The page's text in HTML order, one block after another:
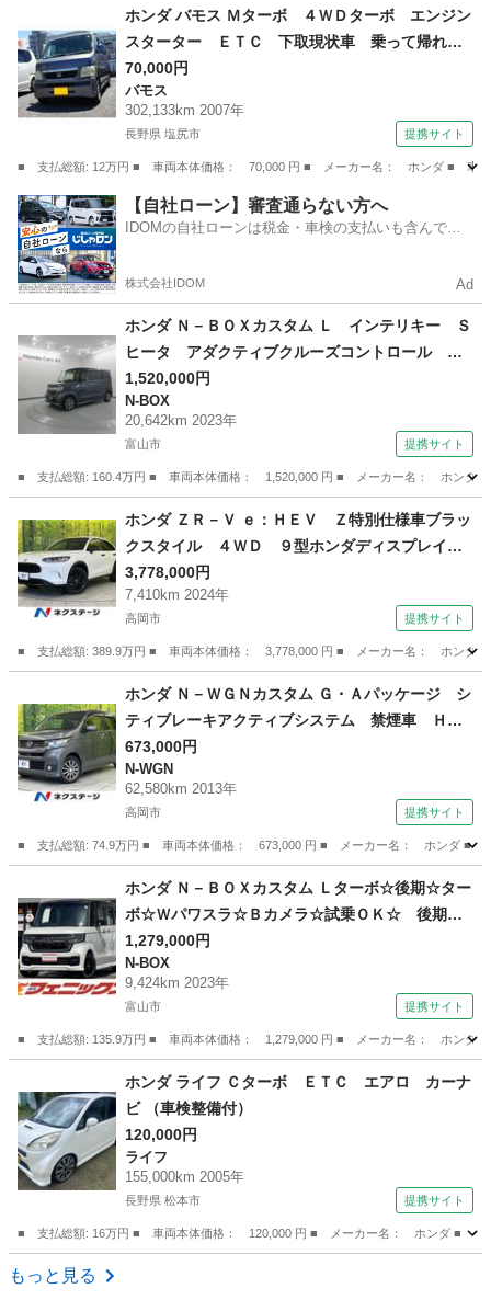
N-BOX
ホンダ バモス Ｍターボ ４ＷＤターボ エンジン
スターター ＥＴＣ 下取現状車 乗って帰れま
す。 （検9.9）
70,000円
バモス
302,133km 2007年
長野県 塩尻市 提携サイト
■ 支払総額: 12万円 ■ 車両本体価格： 70,000 円 ■ メーカー名： ホンダ ■ 車
長野 塩尻市 バモス
【自社ローン】審査通らない方へ
IDOMの自社ローンは税金・車検の支払いも含んでい
株式会社IDOM Ad
ホンダ Ｎ－ＢＯＸカスタム Ｌ インテリキー Ｓ
ヒータ アダクティブクルーズコントロール 助
手席エアバッグ 禁煙 ブレーキサポート パー
キングセンサー 左右電動スライドドア サイド
ＳＲＳ ＬＥＤランプ Ｂモニタ ＥＣＯＮ Ｕ
1,520,000円
N-BOX
20,642km 2023年
富山市 提携サイト
■ 支払総額: 160.4万円 ■ 車両本体価格： 1,520,000 円 ■ メーカー名： ホンダ
N-BOX
ホンダ ＺＲ－Ｖ ｅ：ＨＥＶ Ｚ特別仕様車ブラッ
クスタイル ４ＷＤ ９型ホンダディスプレイ
全周囲カメラ ホンダセンシング レーダークル
ーズ 禁煙車 電動リアゲート メモリー付レザ
ーシート ＥＴＣ ドラレコ コーナーセンサ
ー ＬＥＤヘッド オートハイビーム （検9.7）
3,778,000円
7,410km 2024年
高岡市 提携サイト
■ 支払総額: 389.9万円 ■ 車両本体価格： 3,778,000 円 ■ メーカー名： ホンダ
ホンダ
ホンダ Ｎ－ＷＧＮカスタム Ｇ・Ａパッケージ シ
ティブレーキアクティブシステム 禁煙車 ＨＩ
Ｄヘッドライト フロントフォグ 純正１４イン
チアルミホイール 電動格納ミラー オートライ
ト スマートキー オートエアコン クルーズコ
673,000円
N-WGN
62,580km 2013年
高岡市 提携サイト
■ 支払総額: 74.9万円 ■ 車両本体価格： 673,000 円 ■ メーカー名： ホンダ ■
N-WGN
ホンダ Ｎ－ＢＯＸカスタム Ｌターボ☆後期☆ター
ボ☆Ｗパワスラ☆Ｂカメラ☆試乗ＯＫ☆ 後期型
☆ブラックルーフ☆レザーシート☆両側パワスラ
☆アダプティブクルコン☆パドルシフト☆シート
ヒーター☆９インチナビ☆フルセグ☆Ｂｌｕｅｔ
ｏｏｔｈ☆アップルカープレイ☆バックカメラ☆
ＥＴＣ☆試乗ＯＫ （検10.7）
1,279,000円
N-BOX
9,424km 2023年
富山市 提携サイト
■ 支払総額: 135.9万円 ■ 車両本体価格： 1,279,000 円 ■ メーカー名： ホン
N-BOX
ホンダ ライフ Ｃターボ ＥＴＣ エアロ カーナ
ビ （車検整備付）
120,000円
ライフ
155,000km 2005年
長野県 松本市 提携サイト
■ 支払総額: 16万円 ■ 車両本体価格： 120,000 円 ■ メーカー名： ホンダ
長野 松本市
もっと見る